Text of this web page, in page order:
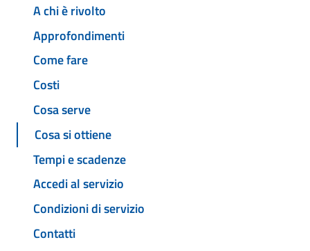
A chi è rivolto
Approfondimenti
Come fare
Costi
Cosa serve
Cosa si ottiene
Tempi e scadenze
Accedi al servizio
Condizioni di servizio
Contatti